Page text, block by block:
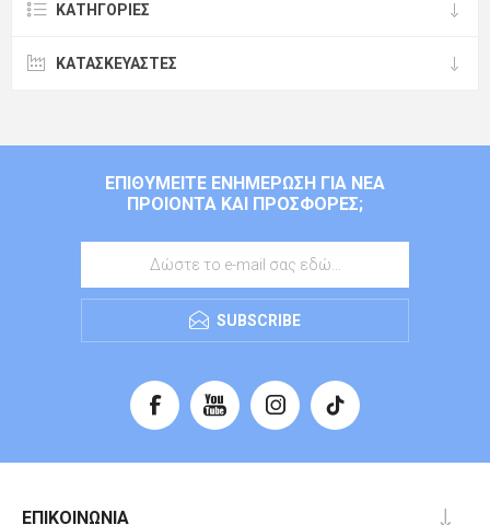
ΚΑΤΗΓΟΡΊΕΣ
ΚΑΤΑΣΚΕΥΑΣΤΈΣ
ΕΠΙΘΥΜΕΊΤΕ ΕΝΗΜΈΡΩΣΗ ΓΙΑ ΝΈΑ
ΠΡΟΙΌΝΤΑ ΚΑΙ ΠΡΟΣΦΟΡΈΣ;
SUBSCRIBE
ΕΠΙΚΟΙΝΩΝΊΑ